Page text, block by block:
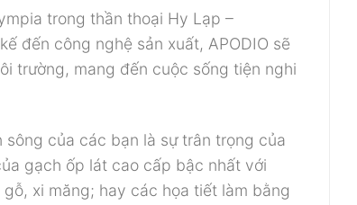
trong thần thoại Hy Lạp –
đến công nghệ sản xuất, APODIO sẽ
trường, mang đến cuộc sống tiện nghi
sông của các bạn là sự trân trọng của
gạch ốp lát cao cấp bậc nhất với
xi măng; hay các họa tiết làm bằng